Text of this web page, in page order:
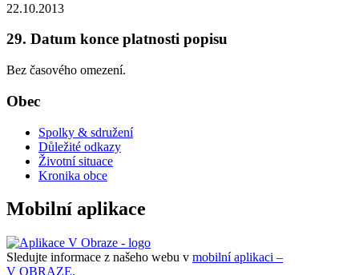
22.10.2013
29. Datum konce platnosti popisu
Bez časového omezení.
Obec
Spolky & sdružení
Důležité odkazy
Životní situace
Kronika obce
Mobilní aplikace
Sledujte informace z našeho webu v mobilní aplikaci –
V OBRAZE.